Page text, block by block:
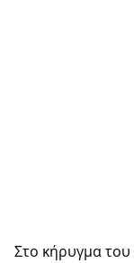
Στο κήρυγμα